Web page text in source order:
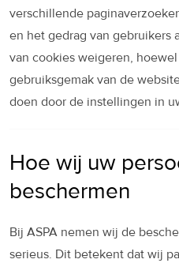
verschillende
en het gedrag van gebruikers
van cookies weigeren,
gebruiksgemak van de
doen door de instellingen in
Hoe wij uw
beschermen
Bij ASPA nemen wij de
serieus. Dit betekent dat wij